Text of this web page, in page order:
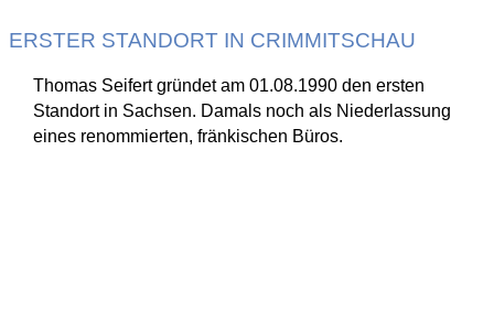
ERSTER STANDORT IN CRIMMITSCHAU
Thomas Seifert gründet am 01.08.1990 den ersten
Standort in Sachsen. Damals noch als Niederlassung
eines renommierten, fränkischen Büros.